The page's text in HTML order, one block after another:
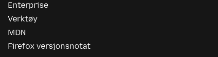
Enterprise
Verktøy
MDN
Firefox versjonsnotat